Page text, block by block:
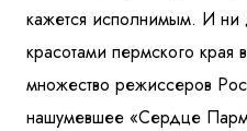
кажется исполнимым. И ни
красотами пермского края
множество режиссеров
нашумевшее «Сердце